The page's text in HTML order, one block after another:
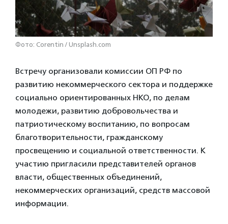
Фото: Corentin / Unsplash.com
Встречу организовали комиссии ОП РФ по
развитию некоммерческого сектора и поддержке
социально ориентированных НКО, по делам
молодежи, развитию добровольчества и
патриотическому воспитанию, по вопросам
благотворительности, гражданскому
просвещению и социальной ответственности. К
участию пригласили представителей органов
власти, общественных объединений,
некоммерческих организаций, средств массовой
информации.